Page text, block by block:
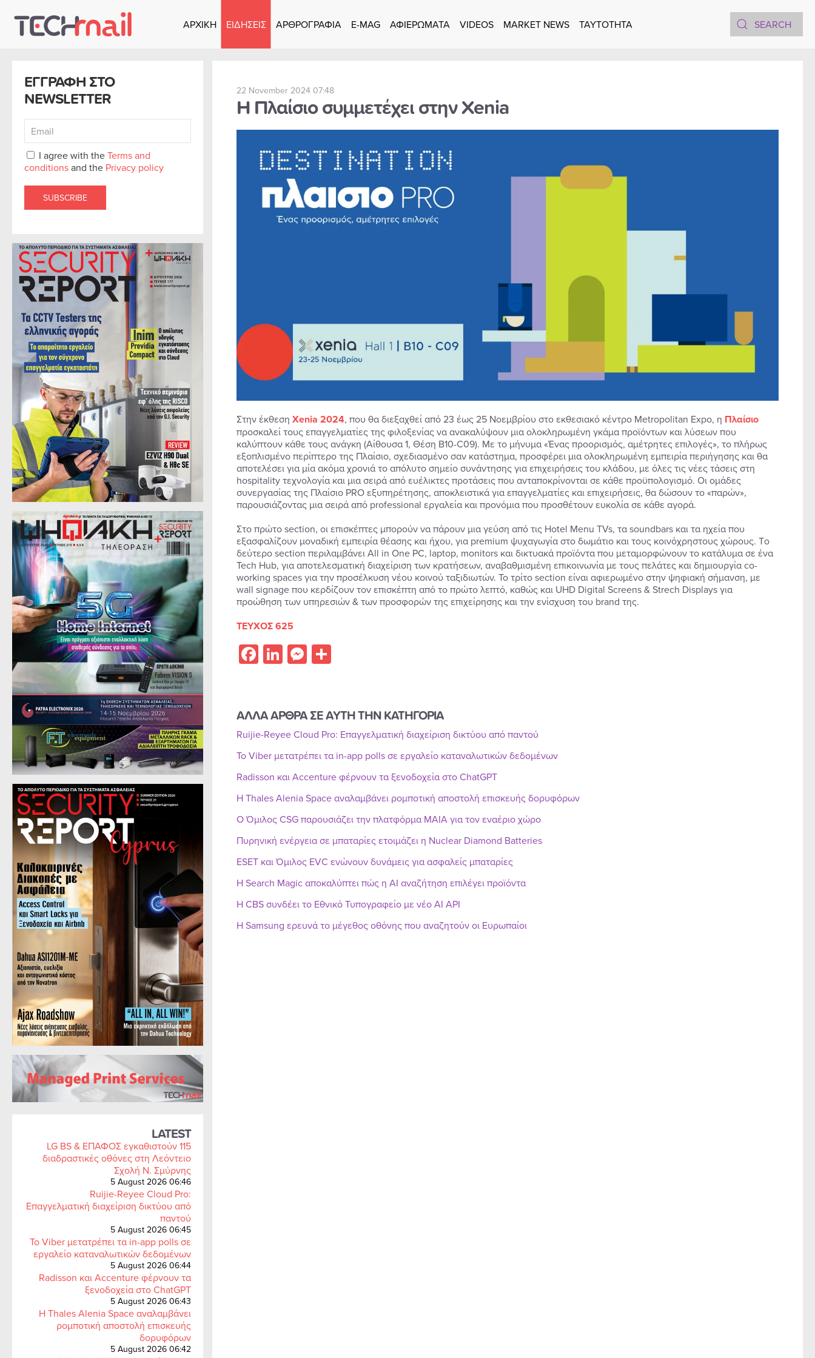
Skip to main content
ΑΡΧΙΚΗ ΕΙΔΗΣΕΙΣ ΑΡΘΡΟΓΡΑΦΙΑ E-MAG ΑΦΙΕΡΩΜΑΤΑ VIDEOS MARKET NEWS TAYTOTHTA
ΕΓΓΡΑΦΗ ΣΤΟ
NEWSLETTER
I agree with theTerms and
conditionsand the Privacy policy
SUBSCRIBE
LATEST
LG BS & ΕΠΑΦΟΣ εγκαθιστούν 115
διαδραστικές οθόνες στη Λεόντειο
Σχολή Ν. Σμύρνης
5 August 2026 06:46
Ruijie-Reyee Cloud Pro:
Επαγγελματική διαχείριση δικτύου από
παντού
5 August 2026 06:45
Το Viber μετατρέπει τα in-app polls σε
εργαλείο καταναλωτικών δεδομένων
5 August 2026 06:44
Radisson και Accenture φέρνουν τα
ξενοδοχεία στο ChatGPT
5 August 2026 06:43
Η Thales Alenia Space αναλαμβάνει
ρομποτική αποστολή επισκευής
δορυφόρων
5 August 2026 06:42
22 November 2024 07:48
Η Πλαίσιο συμμετέχει στην Xenia
Στην έκθεση Xenia 2024, που θα διεξαχθεί από 23 έως 25 Νοεμβρίου στο εκθεσιακό κέντρο Metropolitan Expo, η Πλαίσιο
προσκαλεί τους επαγγελματίες της φιλοξενίας να ανακαλύψουν μια ολοκληρωμένη γκάμα προϊόντων και λύσεων που
καλύπτουν κάθε τους ανάγκη (Αίθουσα 1, Θέση B10-C09). Με το μήνυμα «Ένας προορισμός, αμέτρητες επιλογές», το πλήρως
εξοπλισμένο περίπτερο της Πλαίσιο, σχεδιασμένο σαν κατάστημα, προσφέρει μια ολοκληρωμένη εμπειρία περιήγησης και θα
αποτελέσει για μία ακόμα χρονιά το απόλυτο σημείο συνάντησης για επιχειρήσεις του κλάδου, με όλες τις νέες τάσεις στη
hospitality τεχνολογία και μια σειρά από ευέλικτες προτάσεις που ανταποκρίνονται σε κάθε προϋπολογισμό. Οι ομάδες
συνεργασίας της Πλαίσιο PRO εξυπηρέτησης, αποκλειστικά για επαγγελματίες και επιχειρήσεις, θα δώσουν το «παρών»,
παρουσιάζοντας μια σειρά από professional εργαλεία και προνόμια που προσθέτουν ευκολία σε κάθε αγορά.
Στο πρώτο section, οι επισκέπτες μπορούν να πάρουν μια γεύση από τις Hotel Menu TVs, τα soundbars και τα ηχεία που
εξασφαλίζουν μοναδική εμπειρία θέασης και ήχου, για premium ψυχαγωγία στο δωμάτιο και τους κοινόχρηστους χώρους. Tο
δεύτερο section περιλαμβάνει All in One PC, laptop, monitors και δικτυακά προϊόντα που μεταμορφώνουν το κατάλυμα σε ένα
Tech Hub, για αποτελεσματική διαχείριση των κρατήσεων, αναβαθμισμένη επικοινωνία με τους πελάτες και δημιουργία co-
working spaces για την προσέλκυση νέου κοινού ταξιδιωτών. Το τρίτο section είναι αφιερωμένο στην ψηφιακή σήμανση, με
wall signage που κερδίζουν τον επισκέπτη από το πρώτο λεπτό, καθώς και UHD Digital Screens & Strech Displays για
προώθηση των υπηρεσιών & των προσφορών της επιχείρησης και την ενίσχυση του brand της.
ΤΕΥΧΟΣ 625
Facebook
LinkedIn
Messenger
Share
ΑΛΛΑ ΑΡΘΡΑ ΣΕ ΑΥΤΗ ΤΗΝ ΚΑΤΗΓΟΡΙΑ
Ruijie-Reyee Cloud Pro: Επαγγελματική διαχείριση δικτύου από παντού
Το Viber μετατρέπει τα in-app polls σε εργαλείο καταναλωτικών δεδομένων
Radisson και Accenture φέρνουν τα ξενοδοχεία στο ChatGPT
Η Thales Alenia Space αναλαμβάνει ρομποτική αποστολή επισκευής δορυφόρων
Ο Όμιλος CSG παρουσιάζει την πλατφόρμα MAIA για τον εναέριο χώρο
Πυρηνική ενέργεια σε μπαταρίες ετοιμάζει η Nuclear Diamond Batteries
ESET και Όμιλος EVC ενώνουν δυνάμεις για ασφαλείς μπαταρίες
Η Search Magic αποκαλύπτει πώς η AI αναζήτηση επιλέγει προϊόντα
Η CBS συνδέει το Εθνικό Τυπογραφείο με νέο AI API
Η Samsung ερευνά το μέγεθος οθόνης που αναζητούν οι Ευρωπαίοι